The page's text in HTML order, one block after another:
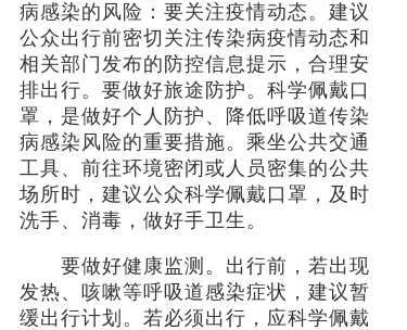
病感染的风险：要关注疫情动态。建议
公众出行前密切关注传染病疫情动态和
相关部门发布的防控信息提示，合理安
排出行。要做好旅途防护。科学佩戴口
罩，是做好个人防护、降低呼吸道传染
病感染风险的重要措施。乘坐公共交通
工具、前往环境密闭或人员密集的公共
场所时，建议公众科学佩戴口罩，及时
洗手、消毒，做好手卫生。
要做好健康监测。出行前，若出现
发热、咳嗽等呼吸道感染症状，建议暂
缓出行计划。若必须出行，应科学佩戴